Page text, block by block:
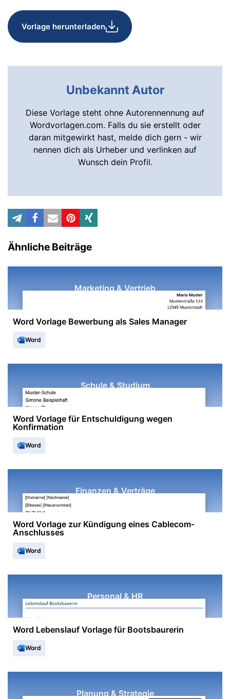
Vorlage herunterladen
Unbekannt Autor
Diese Vorlage steht ohne Autorennennung auf
Wordvorlagen.com. Falls du sie erstellt oder
daran mitgewirkt hast, melde dich gern - wir
nennen dich als Urheber und verlinken auf
Wunsch dein Profil.
Ähnliche Beiträge
Marketing & Vertrieb
Word Vorlage Bewerbung als Sales Manager
Word
Schule & Studium
Word Vorlage für Entschuldigung wegen
Konfirmation
Word
Finanzen & Verträge
Word Vorlage zur Kündigung eines Cablecom-
Anschlusses
Word
Personal & HR
Word Lebenslauf Vorlage für Bootsbaurerin
Word
Planung & Strategie